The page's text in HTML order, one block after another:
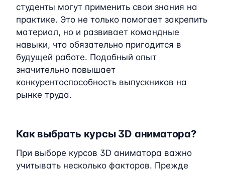
студенты могут применить свои знания на
практике. Это не только помогает закрепить
материал, но и развивает командные
навыки, что обязательно пригодится в
будущей работе. Подобный опыт
значительно повышает
конкурентоспособность выпускников на
рынке труда.
Как выбрать курсы 3D аниматора?
При выборе курсов 3D аниматора важно
учитывать несколько факторов. Прежде